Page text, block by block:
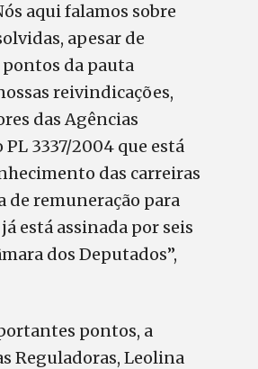
aqui falamos sobre
apesar de
da pauta
reivindicações,
das Agências
3337/2004 que está
das carreiras
de remuneração para
está assinada por seis
dos Deputados”,
pontos, a
Reguladoras, Leolina